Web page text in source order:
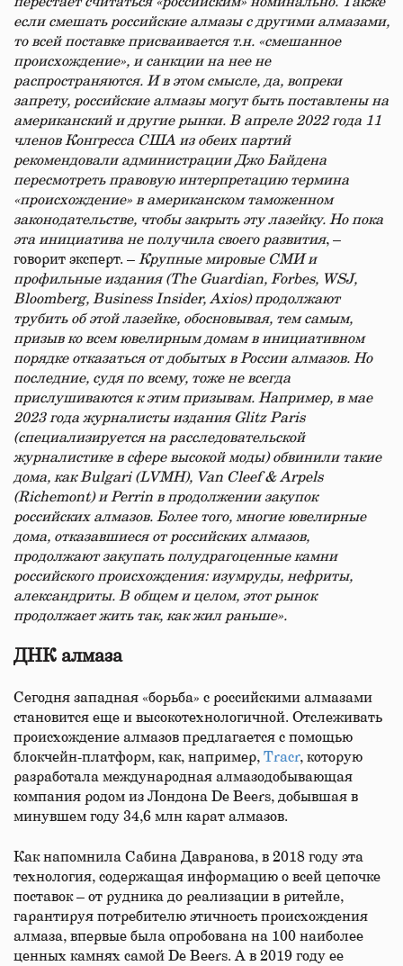
если смешать российские алмазы с другими алмазами,
то всей поставке присваивается т.н. «смешанное
происхождение», и санкции на нее не
распространяются. И в этом смысле, да, вопреки
запрету, российские алмазы могут быть поставлены на
американский и другие рынки. В апреле 2022 года 11
членов Конгресса США из обеих партий
рекомендовали администрации Джо Байдена
пересмотреть правовую интерпретацию термина
«происхождение» в американском таможенном
законодательстве, чтобы закрыть эту лазейку. Но пока
эта инициатива не получила своего развития, –
говорит эксперт. – Крупные мировые СМИ и
профильные издания (The Guardian, Forbes, WSJ,
Bloomberg, Business Insider, Axios) продолжают
трубить об этой лазейке, обосновывая, тем самым,
призыв ко всем ювелирным домам в инициативном
порядке отказаться от добытых в России алмазов. Но
последние, судя по всему, тоже не всегда
прислушиваются к этим призывам. Например, в мае
2023 года журналисты издания Glitz Paris
(специализируется на расследовательской
журналистике в сфере высокой моды) обвинили такие
дома, как Bulgari (LVMH), Van Cleef & Arpels
(Richemont) и Perrin в продолжении закупок
российских алмазов. Более того, многие ювелирные
дома, отказавшиеся от российских алмазов,
продолжают закупать полудрагоценные камни
российского происхождения: изумруды, нефриты,
александриты. В общем и целом, этот рынок
продолжает жить так, как жил раньше».
ДНК алмаза
Сегодня западная «борьба» с российскими алмазами
становится еще и высокотехнологичной. Отслеживать
происхождение алмазов предлагается с помощью
блокчейн-платформ, как, например, Tracr, которую
разработала международная алмазодобывающая
компания родом из Лондона De Beers, добывшая в
минувшем году 34,6 млн карат алмазов.
Как напомнила Сабина Давранова, в 2018 году эта
технология, содержащая информацию о всей цепочке
поставок – от рудника до реализации в ритейле,
гарантируя потребителю этичность происхождения
алмаза, впервые была опробована на 100 наиболее
ценных камнях самой De Beers. А в 2019 году ее